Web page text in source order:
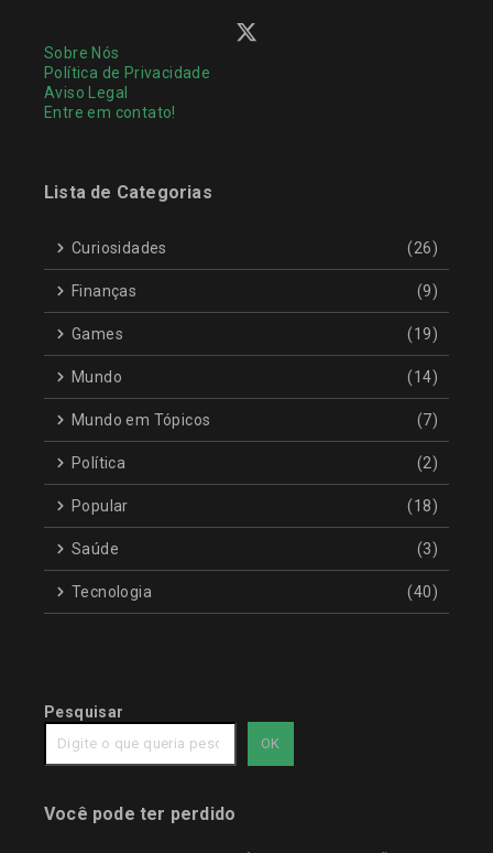
Sobre Nós
Política de Privacidade
Aviso Legal
Entre em contato!
Lista de Categorias
Curiosidades (26)
Finanças (9)
Games (19)
Mundo (14)
Mundo em Tópicos (7)
Política (2)
Popular (18)
Saúde (3)
Tecnologia (40)
Pesquisar
OK
Você pode ter perdido